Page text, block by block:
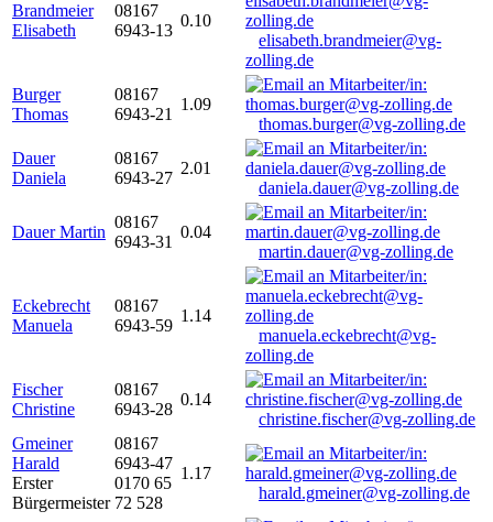
Brandmeier
Elisabeth
08167
6943-13
0.10
elisabeth.brandmeier@vg-
zolling.de
Burger
Thomas
08167
6943-21
1.09
thomas.burger@vg-zolling.de
Dauer
Daniela
08167
6943-27
2.01
daniela.dauer@vg-zolling.de
Dauer Martin
08167
6943-31
0.04
martin.dauer@vg-zolling.de
Eckebrecht
Manuela
08167
6943-59
1.14
manuela.eckebrecht@vg-
zolling.de
Fischer
Christine
08167
6943-28
0.14
christine.fischer@vg-zolling.de
Gmeiner
Harald
Erster
Bürgermeister
08167
6943-47
0170 65
72 528
1.17
harald.gmeiner@vg-zolling.de